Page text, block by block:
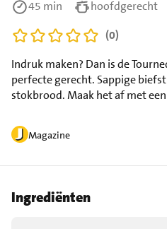
Magazine
Indruk maken? Dan is de
perfecte gerecht. Sappige
stokbrood. Maak het af met
45 min
hoofdgerecht
(0)
Ingrediënten